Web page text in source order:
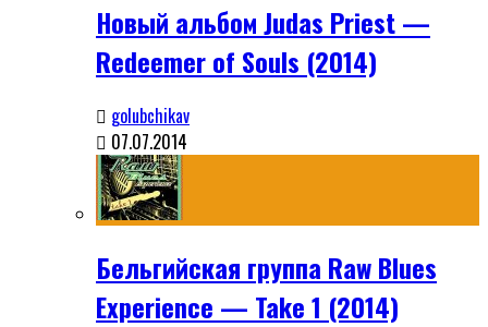
Новый альбом Judas Priest —
Redeemer of Souls (2014)
golubchikav
07.07.2014
Бельгийская группа Raw Blues
Experience — Take 1 (2014)